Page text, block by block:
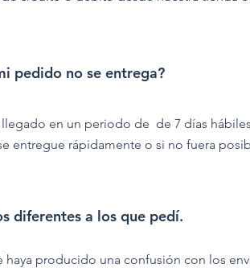
pedido no se entrega?
en un periodo de de 7 días
entregue rápidamente o si no fuera
diferentes a los que pedí.
haya producido una confusión con los